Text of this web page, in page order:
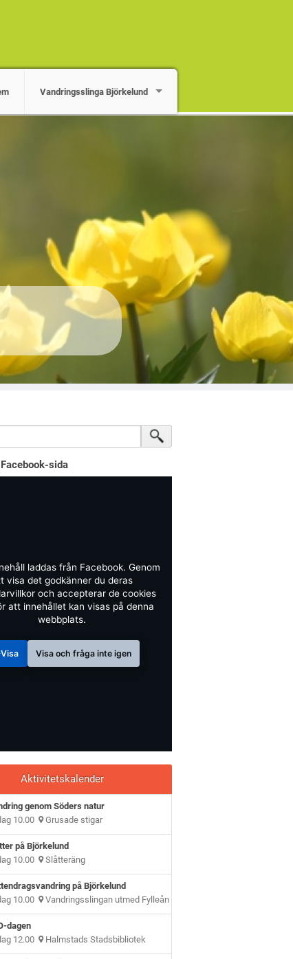
Vandringsslinga Björkelund
sida
laddas från Facebook. Genom
visa det godkänner du deras
och accepterar de cookies
att innehållet kan visas på denna
webbplats.
Visa Visa och fråga inte igen
Aktivitetskalender
genom Söders natur
10.00 Grusade stigar
på Björkelund
10.00 Slåtteräng
på Björkelund
10.00 Vandringsslingan utmed Fylleån
dagen
12.00 Halmstads Stadsbibliotek